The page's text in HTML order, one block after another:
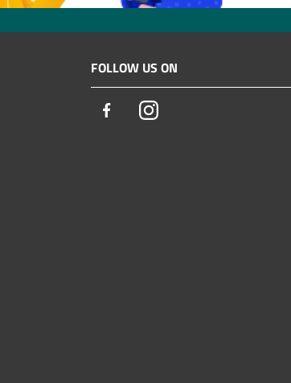
FOLLOW US ON
FacebookInstagram